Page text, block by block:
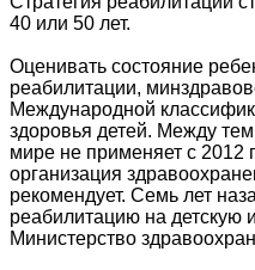
40 или 50 лет.
Оценивать состояние
реабилитации,
Международной
здоровья детей. Между
мире не применяет с 2012
организация
рекомендует. Семь лет
реабилитацию на детскую
Министерство